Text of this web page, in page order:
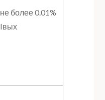
не более 0.01%
Iвых